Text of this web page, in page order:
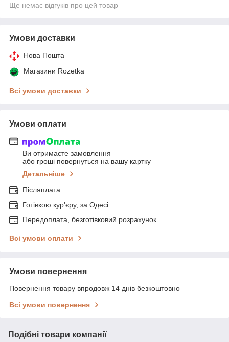
Ще немає відгуків про цей товар
Умови доставки
Нова Пошта
Магазини Rozetka
Всі умови доставки
Умови оплати
Ви отримаєте замовлення
або гроші повернуться на вашу картку
Детальніше
Післяплата
Готівкою кур'єру, за Одесі
Передоплата, безготівковий розрахунок
Всі умови оплати
Умови повернення
Повернення товару впродовж 14 днів безкоштовно
Всі умови повернення
Подібні товари компанії